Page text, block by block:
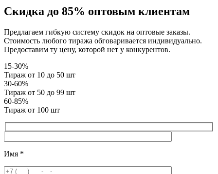
Скидка до 85% оптовым клиентам
Предлагаем гибкую систему скидок на оптовые заказы.
Стоимость любого тиража обговаривается индивидуально.
Предоставим ту цену, которой нет у конкурентов.
15-30%
Тираж от 10 до 50 шт
30-60%
Тираж от 50 до 99 шт
60-85%
Тираж от 100 шт
Имя *